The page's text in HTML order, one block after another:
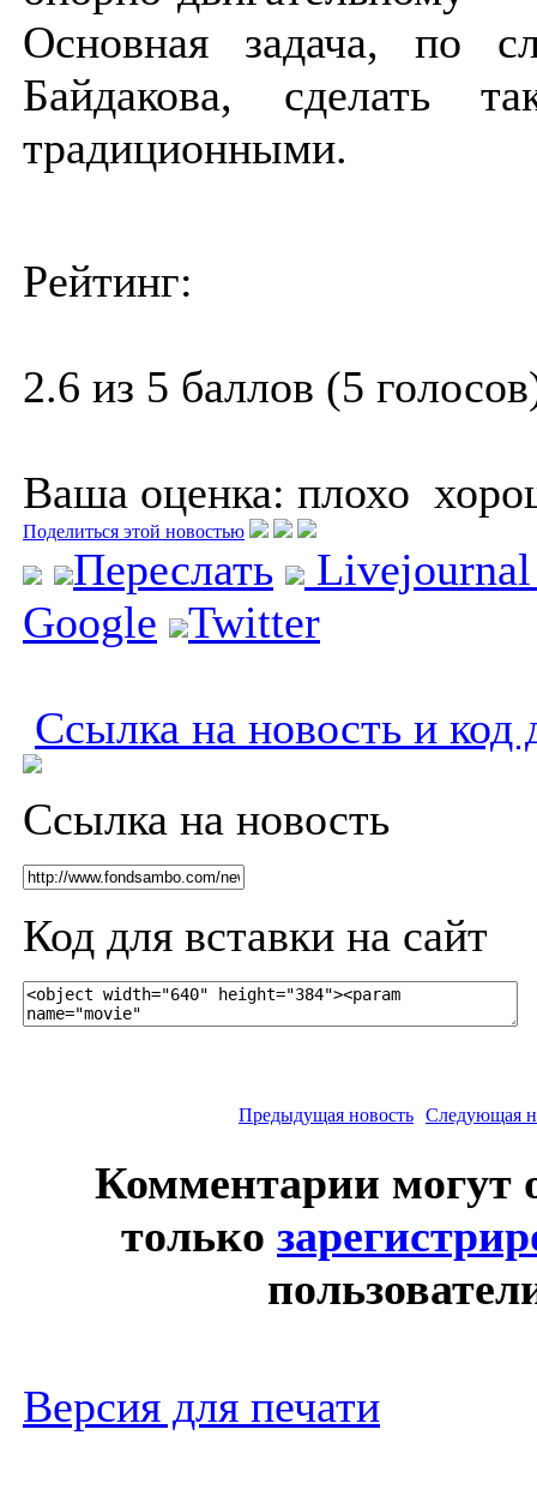
Основная задача, по
Байдакова, сделать
традиционными.
Рейтинг:
2.6 из 5 баллов (5
Ваша оценка: плохо
Поделиться этой новостью
Переслать
Google
Twitter
Ссылка на новость и код
Ссылка на новость
Код для вставки на сайт
Предыдущая новость Следующая
Комментарии могут
только
Версия для печати